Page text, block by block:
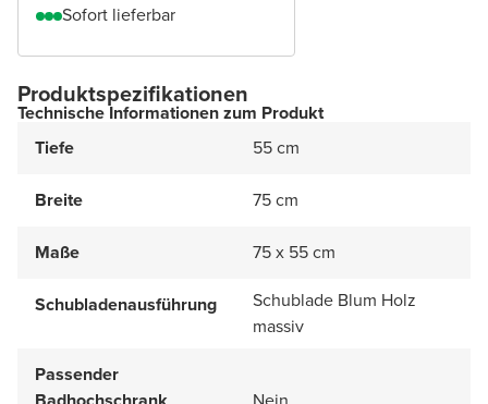
Sofort lieferbar
Produktspezifikationen
Technische Informationen zum Produkt
Tiefe
55 cm
Breite 75 cm
Maße 75 x 55 cm
Schubladenausführung
Schublade Blum Holz
massiv
Passender